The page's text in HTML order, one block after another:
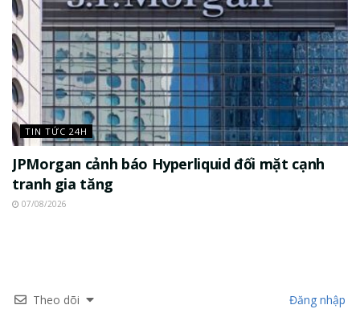
TIN TỨC 24H
JPMorgan cảnh báo Hyperliquid đối mặt cạnh
tranh gia tăng
07/08/2026
Theo dõi Đăng nhập